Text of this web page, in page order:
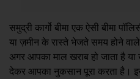
समुद्री कार्गो बीमा एक ऐसी बीमा
या ज़मीन के रास्ते भेजते समय होने वाले
अगर आपका माल खराब हो जाता है
देकर आपका नुकसान पूरा करता है।